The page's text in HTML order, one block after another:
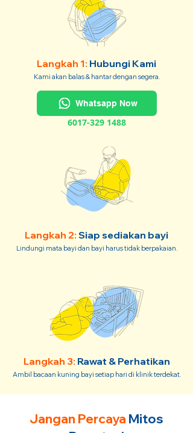
Langkah 1: Hubungi Kami
Kami akan balas & hantar dengan segera.
Whatsapp Now
6017-329 1488
Langkah 2: Siap sediakan bayi
Lindungi mata bayi dan bayi harus tidak berpakaian.
Langkah 3: Rawat & Perhatikan
Ambil bacaan kuning bayi setiap hari di klinik terdekat.
Jangan Percaya Mitos